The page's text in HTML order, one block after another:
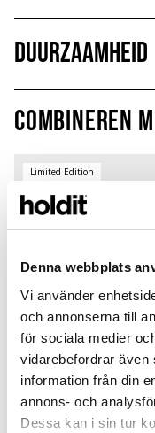
Denna webbplats
Vi använder
och annonserna till
för sociala medier
vidarebefordrar även
information från din
annons- och
Dessa kan i sin tur
Duurzaamheid
Combineren
Limited Edition
Card Holder
Black Crinkle